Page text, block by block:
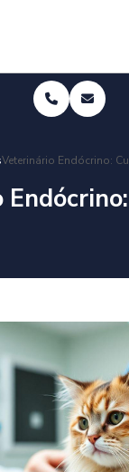
Veterinário Endócrino: